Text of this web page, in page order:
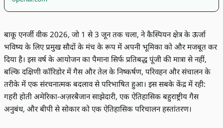
बाकू एनर्जी वीक 2026, जो 1 से 3 जून तक चला, ने कैस्पियन क्षेत्र के ऊर्जा
भविष्य के लिए प्रमुख सौदों के मंच के रूप में अपनी भूमिका को और मजबूत कर
दिया है। इस वर्ष के आयोजन का पैमाना सिर्फ प्रतिबद्ध पूंजी की मात्रा से नहीं,
बल्कि दक्षिणी कॉरिडोर में गैस और तेल के निष्कर्षण, परिवहन और संचालन के
तरीके में एक संरचनात्मक बदलाव से परिभाषित हुआ। इस सबके केंद्र में रही:
गहरी होती अमेरिका-अज़रबैजान साझेदारी, एक ऐतिहासिक बहुराष्ट्रीय गैस
अनुबंध, और बीपी से सोकार को एक ऐतिहासिक परिचालन हस्तांतरण।